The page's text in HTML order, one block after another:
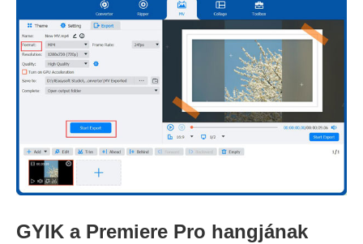
GYIK a Premiere Pro hangjának